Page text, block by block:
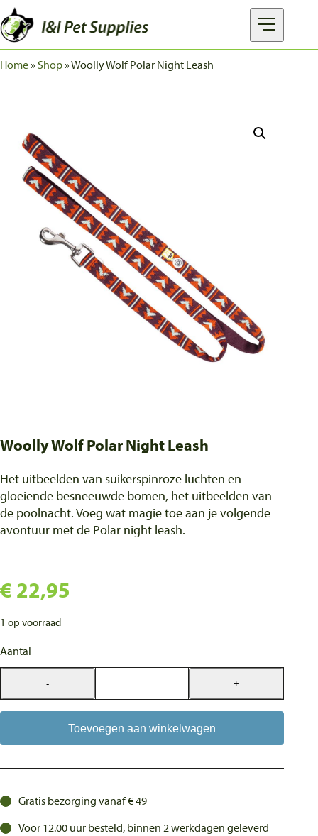
MERKEN
Home» Shop»Woolly Wolf Polar Night Leash
Woolly Wolf Polar Night Leash
Het uitbeelden van suikerspinroze luchten en
gloeiende besneeuwde bomen, het uitbeelden van
de poolnacht. Voeg wat magie toe aan je volgende
avontuur met de Polar night leash.
€ 22,95
1 op voorraad
Aantal
-
Wolf
Polar
Night
Leash
+
Toevoegen aan winkelwagen
Gratis bezorging vanaf € 49
Voor 12.00 uur besteld, binnen 2 werkdagen geleverd